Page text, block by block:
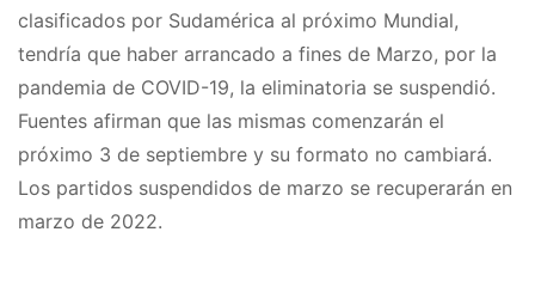
clasificados por Sudamérica al próximo Mundial,
tendría que haber arrancado a fines de Marzo, por la
pandemia de COVID-19, la eliminatoria se suspendió.
Fuentes afirman que las mismas comenzarán el
próximo 3 de septiembre y su formato no cambiará.
Los partidos suspendidos de marzo se recuperarán en
marzo de 2022.